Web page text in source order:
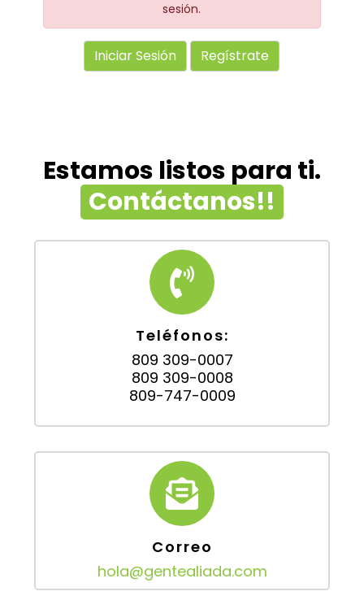
sesión.
Iniciar Sesión Regístrate
Estamos listos para ti.
Contáctanos!!
Teléfonos:
809 309-0007
809 309-0008
809-747-0009
Correo
hola@gentealiada.com